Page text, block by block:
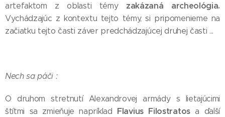
artefaktom z oblasti témyzakázaná archeológia.
Vychádzajúc z kontextu tejto témy, si pripomenieme na
začiatku tejto časti záver predchádzajúcej druhej časti ...
Nech sa páči :
O druhom stretnutí Alexandrovej armády s lietajúcimi
štítmi sa zmieňuje napríklad Flavius Filostratos a ďalší